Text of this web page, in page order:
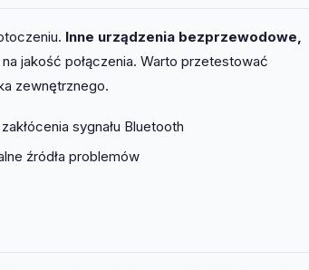
Inne urządzenia bezprzewodowe,
jakość połączenia. Warto przetestować
zewnętrznego.
sygnału Bluetooth
źródła problemów